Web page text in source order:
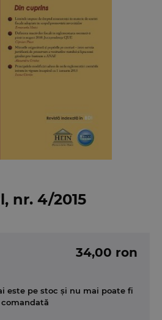
nr. 4/2015
34,00 ron
este pe stoc și nu mai poate fi
comandată